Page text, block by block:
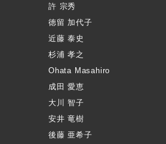
許 宗秀
徳留 加代子
近藤 泰史
杉浦 孝之
Ohata Masahiro
成田 愛恵
大川 智子
安井 竜樹
後藤 亜希子